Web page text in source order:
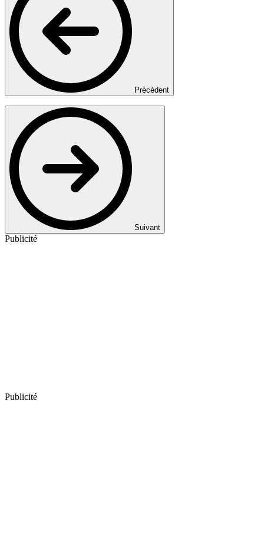
Précédent
Suivant
Publicité
Publicité